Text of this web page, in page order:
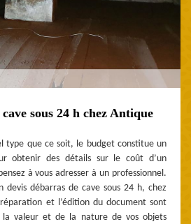
sous 24 h chez Antique
type que ce soit, le budget constitue un
obtenir des détails sur le coût d’un
à vous adresser à un professionnel.
devis débarras de cave sous 24 h, chez
et l’édition du document sont
la valeur et de la nature de vos objets